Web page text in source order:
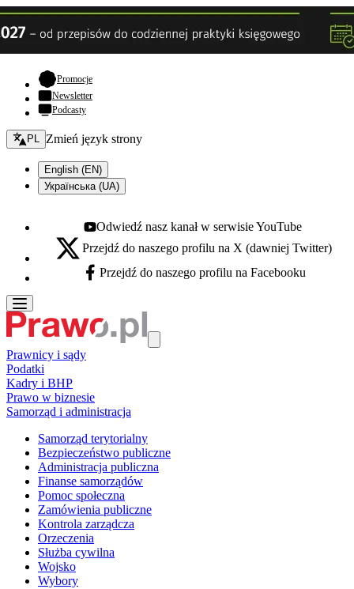
Promocje- otwiera się w nowej karcie
Newsletter
Podcasty
Zmień język - bieżący:
PL Zmień język strony
English (EN)
Українська (UA)
Youtube - otwiera się w nowej karcie
Odwiedź nasz kanał w serwisie YouTube
X - otwiera się w nowej karcie
Przejdź do naszego profilu na X (dawniej Twitter)
Facebook - otwiera się w nowej karcie
Przejdź do naszego profilu na Facebooku
Prawnicy i sądy
Podatki
Kadry i BHP
Prawo w biznesie
Samorząd i administracja
Samorząd terytorialny
Bezpieczeństwo publiczne
Administracja publiczna
Finanse samorządów
Pomoc społeczna
Zamówienia publiczne
Kontrola zarządcza
Orzeczenia
Służba cywilna
Wojsko
Wybory